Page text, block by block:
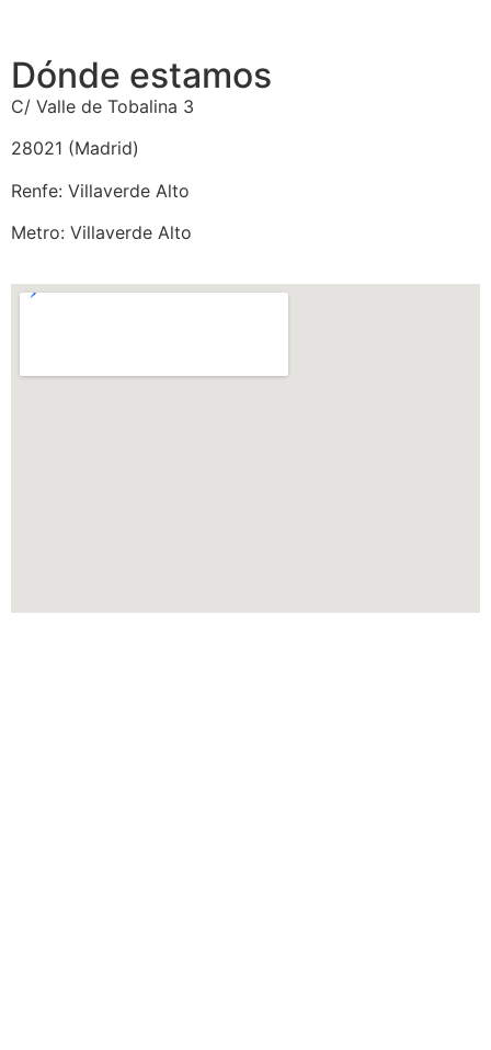
Dónde estamos
C/ Valle de Tobalina 3
28021 (Madrid)
Renfe: Villaverde Alto
Metro: Villaverde Alto